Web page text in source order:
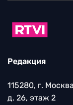
Редакция
115280, г.
д. 26, этаж 2